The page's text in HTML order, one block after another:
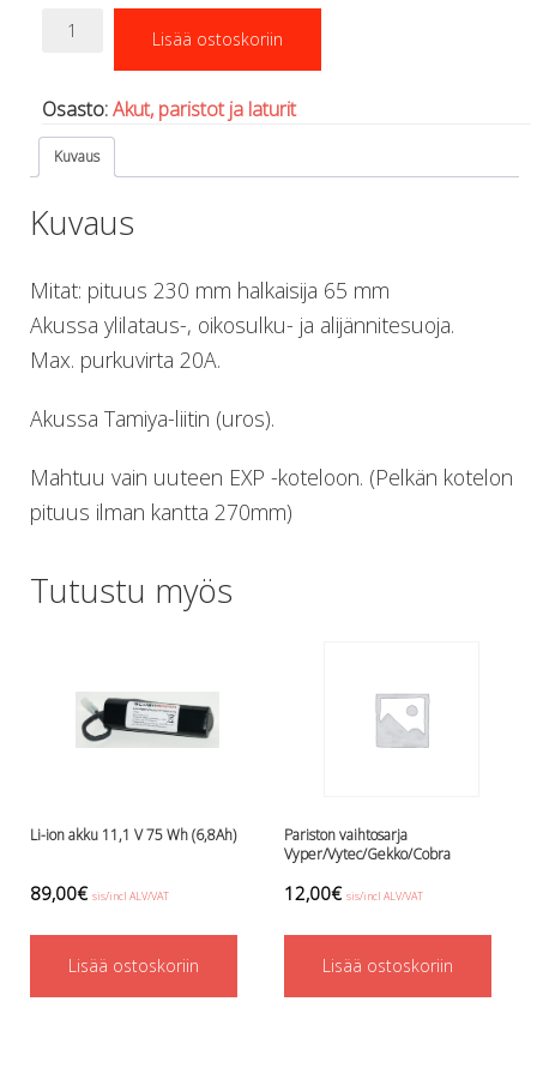
Regulaattorin letkut
Luolakamat
Mittarit ja tietokoneet
Muu aiheeseen liittyvä sälä
Ojamo
Poijut ja nostosäkit
Puukot, leikkurit ja sakset
Painot ja painovyöt
Pukujen tarvikkeet, hanskat ym.
Hanskat
Huput
Regulaattorit ja tarvikkeet
Shearwater
Skootterit ja osat
DiveX Cuda/Sierra varaosat
11,1
V
388,5
määrä
Lisää ostoskoriin
Osasto:Akut, paristot ja laturit
Kuvaus
Kuvaus
Mitat: pituus 230 mm halkaisija 65 mm
Akussa ylilataus-, oikosulku- ja alijännitesuoja.
Max. purkuvirta 20A.
Akussa Tamiya-liitin (uros).
Mahtuu vain uuteen EXP -koteloon. (Pelkän kotelon
pituus ilman kantta 270mm)
Tutustu myös
Li-ion akku 11,1 V 75 Wh (6,8Ah)
89,00€ sis/incl ALV/VAT
Lisää ostoskoriin
Pariston vaihtosarja
Vyper/Vytec/Gekko/Cobra
12,00€ sis/incl ALV/VAT
Lisää ostoskoriin